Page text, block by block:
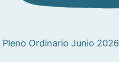
Pleno Ordinario Junio 2026